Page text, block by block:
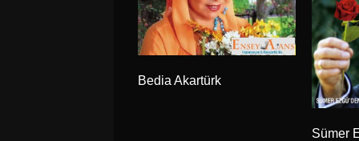
Bedia Akartürk
Sümer